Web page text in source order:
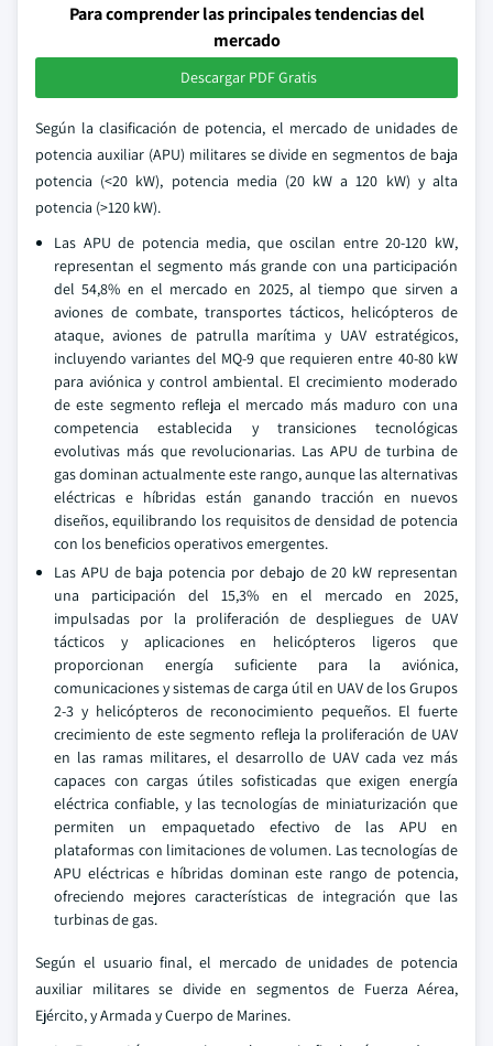
Para comprender las principales tendencias del
mercado
Descargar PDF Gratis
Según la clasificación de potencia, el mercado de unidades de
potencia auxiliar (APU) militares se divide en segmentos de baja
potencia (<20 kW), potencia media (20 kW a 120 kW) y alta
potencia (>120 kW).
Las APU de potencia media, que oscilan entre 20-120 kW,
representan el segmento más grande con una participación
del 54,8% en el mercado en 2025, al tiempo que sirven a
aviones de combate, transportes tácticos, helicópteros de
ataque, aviones de patrulla marítima y UAV estratégicos,
incluyendo variantes del MQ-9 que requieren entre 40-80 kW
para aviónica y control ambiental. El crecimiento moderado
de este segmento refleja el mercado más maduro con una
competencia establecida y transiciones tecnológicas
evolutivas más que revolucionarias. Las APU de turbina de
gas dominan actualmente este rango, aunque las alternativas
eléctricas e híbridas están ganando tracción en nuevos
diseños, equilibrando los requisitos de densidad de potencia
con los beneficios operativos emergentes.
Las APU de baja potencia por debajo de 20 kW representan
una participación del 15,3% en el mercado en 2025,
impulsadas por la proliferación de despliegues de UAV
tácticos y aplicaciones en helicópteros ligeros que
proporcionan energía suficiente para la aviónica,
comunicaciones y sistemas de carga útil en UAV de los Grupos
2-3 y helicópteros de reconocimiento pequeños. El fuerte
crecimiento de este segmento refleja la proliferación de UAV
en las ramas militares, el desarrollo de UAV cada vez más
capaces con cargas útiles sofisticadas que exigen energía
eléctrica confiable, y las tecnologías de miniaturización que
permiten un empaquetado efectivo de las APU en
plataformas con limitaciones de volumen. Las tecnologías de
APU eléctricas e híbridas dominan este rango de potencia,
ofreciendo mejores características de integración que las
turbinas de gas.
Según el usuario final, el mercado de unidades de potencia
auxiliar militares se divide en segmentos de Fuerza Aérea,
Ejército, y Armada y Cuerpo de Marines.